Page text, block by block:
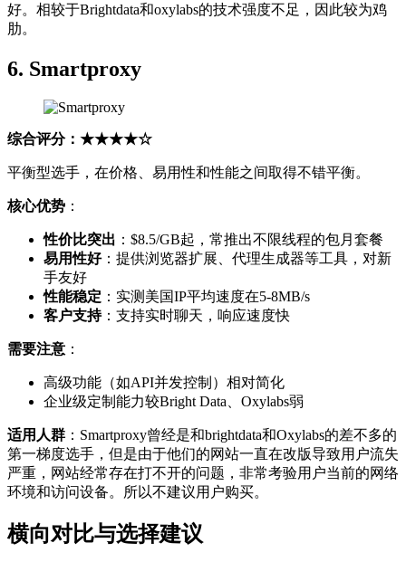
好。相较于Brightdata和oxylabs的技术强度不足，因此较为鸡
肋。
6. Smartproxy
综合评分：★★★★☆
平衡型选手，在价格、易用性和性能之间取得不错平衡。
核心优势 ：
性价比突出 ：$8.5/GB起，常推出不限线程的包月套餐
易用性好：提供浏览器扩展、代理生成器等工具，对新
手友好
性能稳定 ：实测美国IP平均速度在5-8MB/s
客户支持：支持实时聊天，响应速度快
需要注意 ：
高级功能（如API并发控制）相对简化
企业级定制能力较Bright Data、Oxylabs弱
适用人群 ：Smartproxy曾经是和brightdata和Oxylabs的差不多的
第一梯度选手，但是由于他们的网站一直在改版导致用户流失
严重，网站经常存在打不开的问题，非常考验用户当前的网络
环境和访问设备。所以不建议用户购买。
横向对比与选择建议